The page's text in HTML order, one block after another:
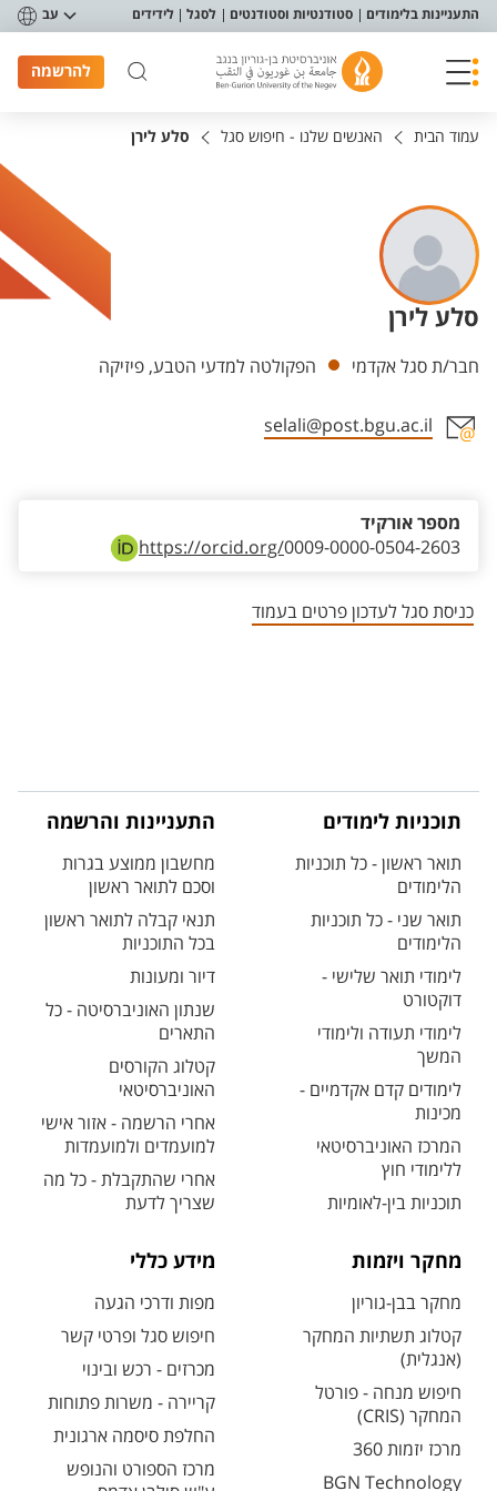
תפריט נגישות
התעניינות בלימודים סטודנטיות וסטודנטים לסגל לידידים עב
להרשמה
עמוד הבית האנשים שלנו - חיפוש סגל סלע לירן
סלע לירן
יחידות
חבר/ת סגל אקדמי הפקולטה למדעי הטבע, פיזיקה
selali@post.bgu.ac.il
https://orcid.org/0009-0000-0504-2603
מספר אורקיד
כניסת סגל לעדכון פרטים בעמוד
תוכניות לימודים
תואר ראשון - כל תוכניות
הלימודים
תואר שני - כל תוכניות
הלימודים
לימודי תואר שלישי -
דוקטורט
לימודי תעודה ולימודי
המשך
לימודים קדם אקדמיים -
מכינות
המרכז האוניברסיטאי
ללימודי חוץ
תוכניות בין-לאומיות
התעניינות והרשמה
מחשבון ממוצע בגרות
וסכם לתואר ראשון
תנאי קבלה לתואר ראשון
בכל התוכניות
דיור ומעונות
שנתון האוניברסיטה - כל
התארים
קטלוג הקורסים
האוניברסיטאי
אחרי הרשמה - אזור אישי
למועמדים ולמועמדות
אחרי שהתקבלת - כל מה
שצריך לדעת
מחקר ויזמות
מחקר בבן-גוריון
קטלוג תשתיות המחקר
(אנגלית)
חיפוש מנחה - פורטל
המחקר (CRIS)
מרכז יזמות 360
BGN Technology
מידע כללי
מפות ודרכי הגעה
חיפוש סגל ופרטי קשר
מכרזים - רכש ובינוי
קריירה - משרות פתוחות
החלפת סיסמה ארגונית
מרכז הספורט והנופש